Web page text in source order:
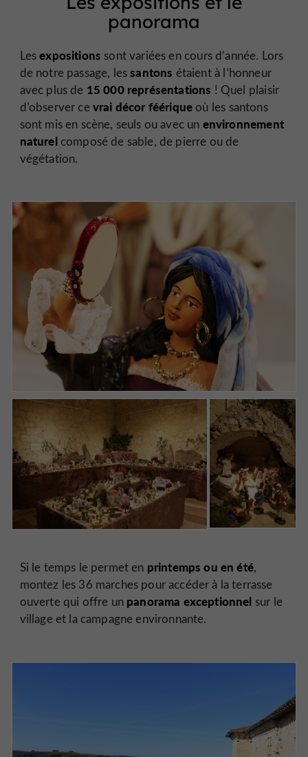
panorama
Lesexpositions sont variées en cours d’année. Lors
de notre passage, lessantons étaient à l’honneur
avec plus de 15 000 représentations ! Quel plaisir
d’observer cevrai décor féérique où les santons
sont mis en scène, seuls ou avec un environnement
naturelcomposé de sable, de pierre ou de
végétation.
Si le temps le permet en printemps ou en été,
montez les 36 marches pour accéder à la terrasse
ouverte qui offre un panorama exceptionnel sur le
village et la campagne environnante.